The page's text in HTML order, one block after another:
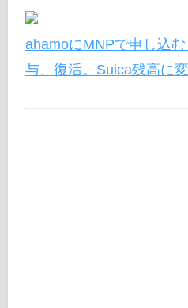
ahamoにMNPで申し込
与、復活。Suica残高に変